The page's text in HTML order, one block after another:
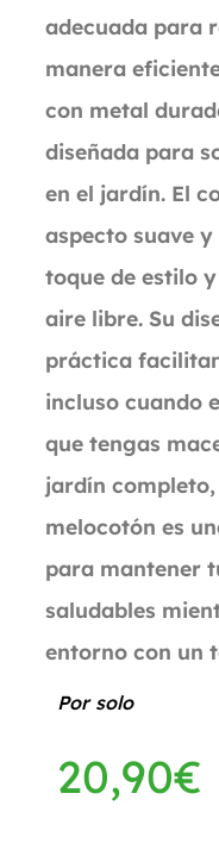
adecuada para
manera
con metal
diseñada para
en el jardín. El
aspecto suave
toque de estilo
aire libre. Su
práctica
incluso cuando
que tengas
jardín
melocotón es
para mantener
saludables
entorno con un
Por solo
20,90€